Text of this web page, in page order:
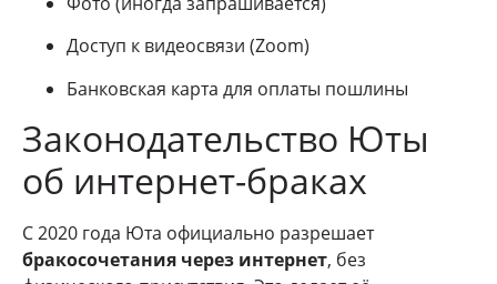
Доступ к видеосвязи (Zoom)
Банковская карта для оплаты пошлины
Законодательство Юты
об интернет-браках
С 2020 года Юта официально разрешает
бракосочетания через интернет, без